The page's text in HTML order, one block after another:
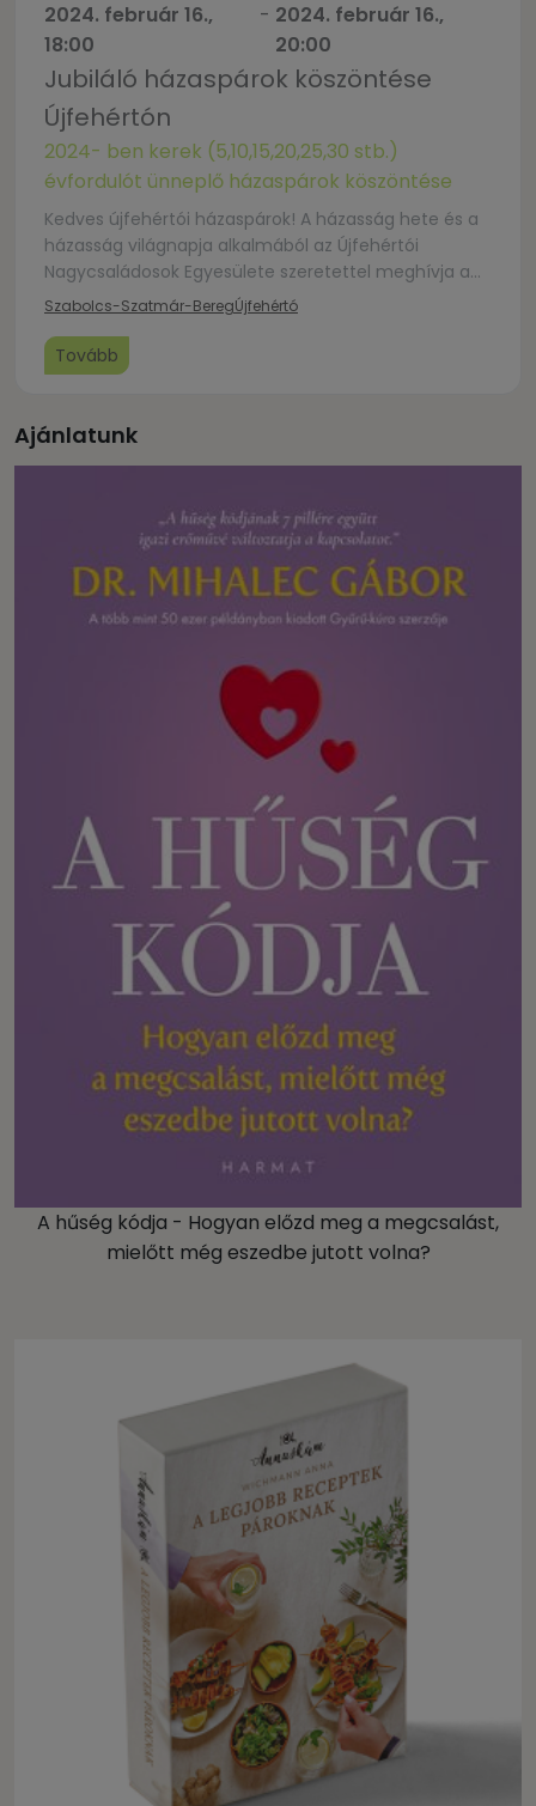
2024. február 16.,
18:00
- 2024. február 16.,
20:00
Jubiláló házaspárok köszöntése
Újfehértón
2024- ben kerek (5,10,15,20,25,30 stb.)
évfordulót ünneplő házaspárok köszöntése
Kedves újfehértói házaspárok! A házasság hete és a
házasság világnapja alkalmából az Újfehértói
Nagycsaládosok Egyesülete szeretettel meghívja a
2024-ben jubiláló újfehértói házaspárokat (akik
műsorral és vendéglátással várjuk Önöket. A program
ingyenes, de regisztrációhoz kötött:
további részleteivel kapcsolatban értesítést küldünk.
Szabolcs-Szatmár-BeregÚjfehértó
Tovább
Ajánlatunk
A hűség kódja - Hogyan előzd meg a megcsalást,
mielőtt még eszedbe jutott volna?